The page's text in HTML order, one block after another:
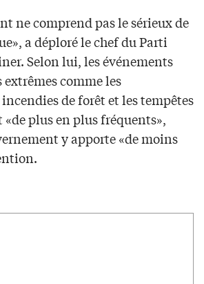
ne comprend pas le sérieux de
a déploré le chef du Parti
Selon lui, les événements
comme les
de forêt et les tempêtes
«de plus en plus fréquents»,
y apporte «de moins